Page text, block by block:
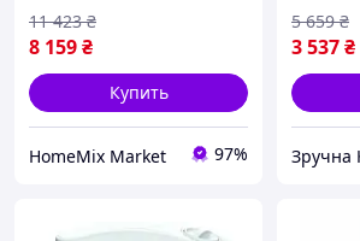
8 159₴
11 423 ₴
Купить
HomeMix Market 97%
3 537₴
5 659 ₴